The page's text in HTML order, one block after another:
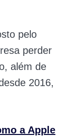
pelo
perder
além de
2016,
a Apple